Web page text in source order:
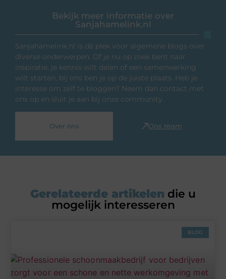
Bekijk meer informatie over
Sanjahamelink.nl
Sanjahamelink.nl is dé plek voor algemene blogs over
diverse onderwerpen. Of je nu op zoek bent naar
inspiratie, je kennis wilt delen of een samenwerking
wilt starten, bij ons ben je op de juiste plaats. Heb je
interesse om zelf te bloggen? Neem dan contact met
ons op en sluit je aan bij onze community.
Over ons Ons team
Gerelateerde artikelen die u
mogelijk interesseren
BLOG